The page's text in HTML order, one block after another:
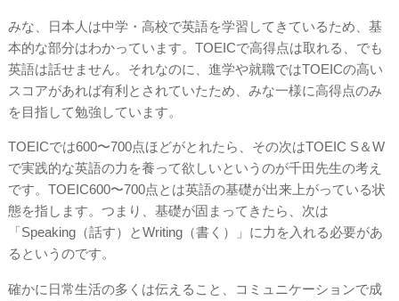
みな、日本人は中学・高校で英語を学習してきているため、基
本的な部分はわかっています。TOEICで高得点は取れる、でも
英語は話せません。それなのに、進学や就職ではTOEICの高い
スコアがあれば有利とされていたため、みな一様に高得点のみ
を目指して勉強しています。
TOEICでは600〜700点ほどがとれたら、その次はTOEIC S＆W
で実践的な英語の力を養って欲しいというのが千田先生の考え
です。TOEIC600〜700点とは英語の基礎が出来上がっている状
態を指します。つまり、基礎が固まってきたら、次は
「Speaking（話す）とWriting（書く）」に力を入れる必要があ
るというのです。
確かに日常生活の多くは伝えること、コミュニケーションで成